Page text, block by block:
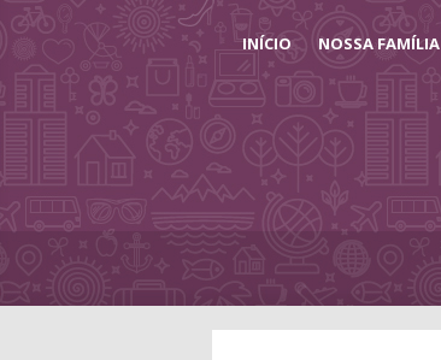
INÍCIO NOSSA FAMÍLIA